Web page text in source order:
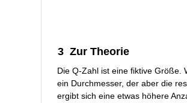
3 Zur Theorie
Die Q-Zahl ist eine fiktive Größe.
ein Durchmesser, der aber die
ergibt sich eine etwas höhere